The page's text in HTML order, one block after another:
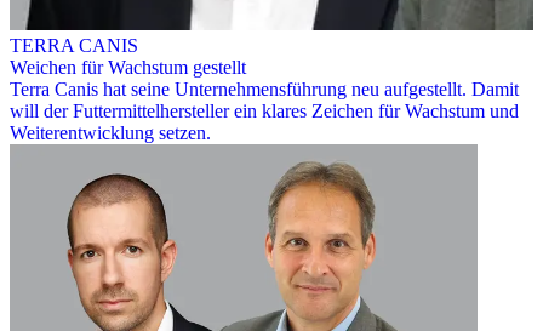
TERRA CANIS
Weichen für Wachstum gestellt
Terra Canis hat seine Unternehmensführung neu aufgestellt. Damit
will der Futtermittelhersteller ein klares Zeichen für Wachstum und
Weiterentwicklung setzen.